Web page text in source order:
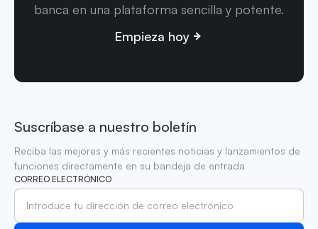
banca en una plataforma sencilla y potente.
Empieza hoy
Suscríbase a nuestro boletín
Reciba las mejores y más recientes noticias y lanzamientos de
funciones directamente en su bandeja de entrada
CORREO ELECTRÓNICO